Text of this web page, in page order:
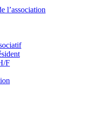
l’association
F